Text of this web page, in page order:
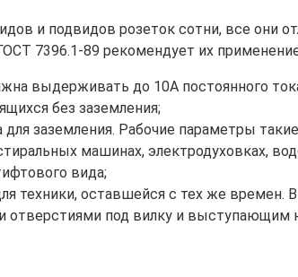
и подвидов розеток сотни, все они
7396.1-89 рекомендует их
выдерживать до 10А постоянного
без заземления;
заземления. Рабочие параметры
машинах, электродуховках,
вида;
техники, оставшейся с тех же
под вилку и выступающим